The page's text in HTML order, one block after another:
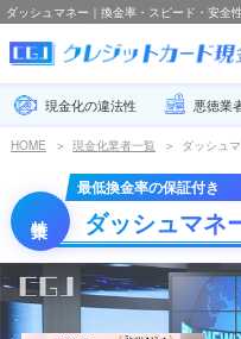
ダッシュマネー｜換金率・スピード・安全
現金化の違法性 悪徳業
HOME 現金化業者一覧 ダッシュ
最低換金率の保証付き
ダッシュマネ